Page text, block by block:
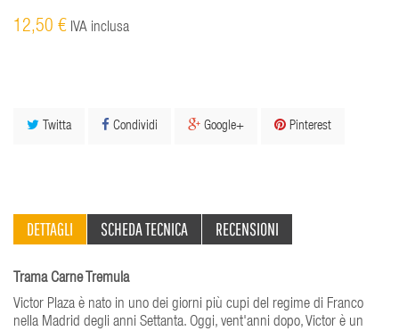
12,50 € IVA inclusa
Twitta Condividi Google+ Pinterest
DETTAGLI SCHEDA TECNICA RECENSIONI
Trama Carne Tremula
Victor Plaza è nato in uno dei giorni più cupi del regime di Franco
nella Madrid degli anni Settanta. Oggi, vent'anni dopo, Victor è un